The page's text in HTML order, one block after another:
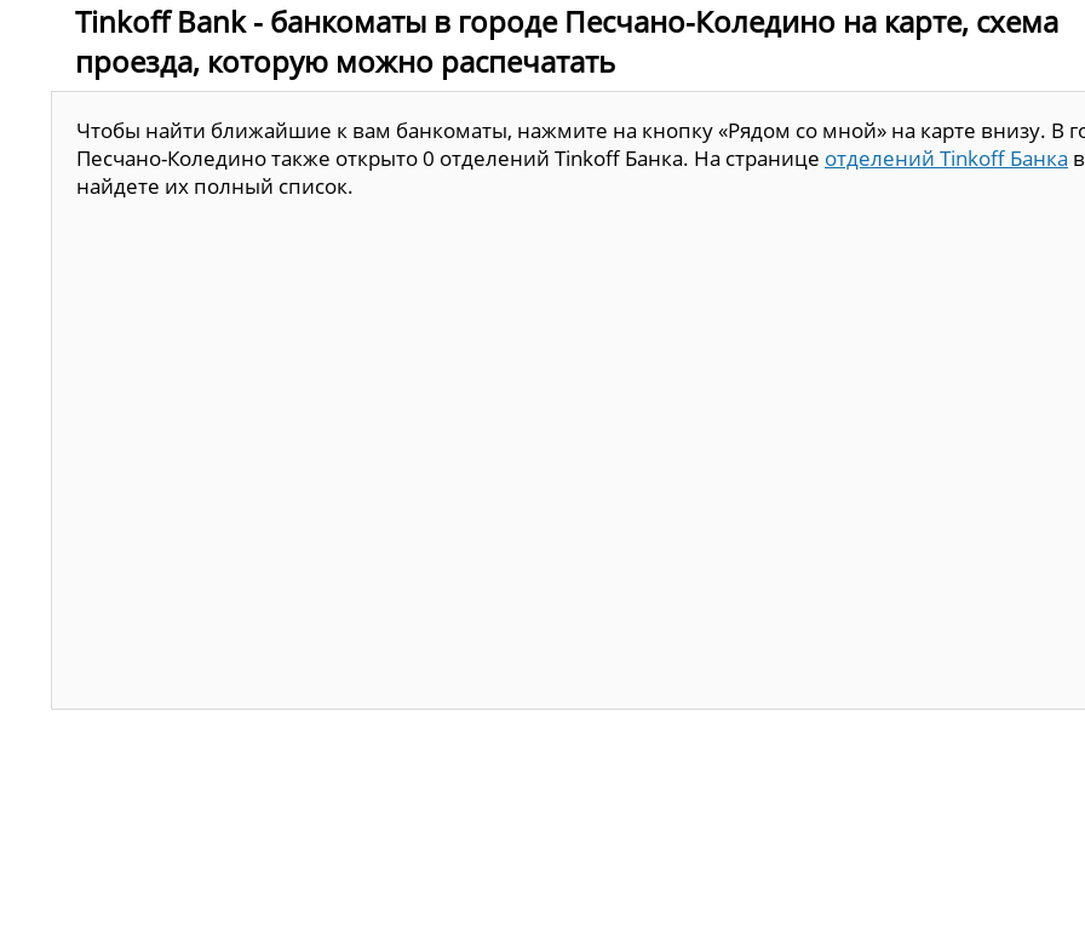
Tinkoff Bank - банкоматы в городе Песчано-Коледино на карте, схема
проезда, которую можно распечатать
Чтобы найти ближайшие к вам банкоматы, нажмите на кнопку «Рядом со мной» на карте внизу. В
Песчано-Коледино также открыто 0 отделений Tinkoff Банка. На странице отделений Tinkoff Банка
найдете их полный список.